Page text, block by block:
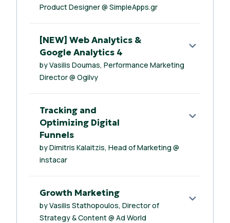
Product Designer @ SimpleApps.gr
[NEW] Web Analytics &
Google Analytics 4
by Vasilis Doumas, Performance Marketing
Director @ Ogilvy
Tracking and
Optimizing Digital
Funnels
by Dimitris Kalaitzis, Head of Marketing @
instacar
Growth Marketing
by Vasilis Stathopoulos, Director of
Strategy & Content @ Ad World